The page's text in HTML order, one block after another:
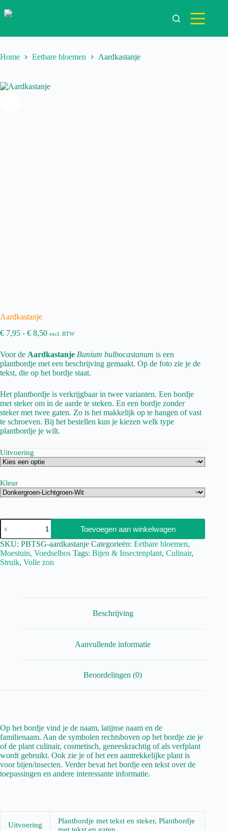
naar
Home Eetbare bloemen Aardkastanje
Aardkastanje
€ 7,95 - € 8,50Prijsklasse:
tot
€ 8,50
excl. BTW
Voor de Aardkastanje Bunium bulbocastanum is een
plantbordje met een beschrijving gemaakt. Op de foto zie je de
tekst, die op het bordje staat.
Het plantbordje is verkrijgbaar in twee varianten. Een bordje
met steker om in de aarde te steken. En een bordje zonder
steker met twee gaten. Zo is het makkelijk op te hangen of vast
te schroeven. Bij het bestellen kun je kiezen welk type
plantbordje je wilt.
Uitvoering
Kleur
Toevoegen aan winkelwagen
SKU: PBTSG-aardkastanje Categorieën: Eetbare bloemen,
Moestuin, Voedselbos Tags: Bijen & Insectenplant, Culinair,
Struik, Volle zon
Beschrijving
Aanvullende informatie
Beoordelingen (0)
Op het bordje vind je de naam, latijnse naam en de
familienaam. Aan de symbolen rechtsboven op het bordje zie je
of de plant culinair, cosmetisch, geneeskrachtig of als verfplant
wordt gebruikt. Ook zie je of het een aantrekkelijke plant is
voor bijen/insecten. Verder bevat het bordje een tekst over de
toepassingen en andere interessante informatie.
Uitvoering
Plantbordje met tekst en steker, Plantbordje